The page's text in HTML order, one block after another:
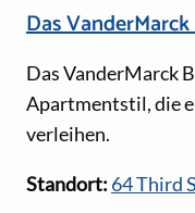
Das
Das VanderMarck
Apartmentstil, die
verleihen.
Standort: 64 Third